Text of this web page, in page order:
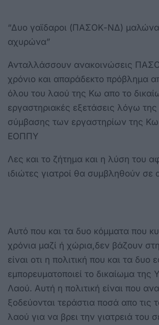
“Δυο γαϊδαροι (ΠΑΣΟΚ-ΝΔ)
αχυρώνα”
Ανταλλάσσουν ανακοινώσεις
χρόνιο και απαράδεκτο πρόβλημα
όλου του λαού της Κω απο το
εργαστηριακές εξετάσεις λόγω της
σύμβασης των εργαστηρίων της Κω
ΕΟΠΠΥ
Λες και το ζήτημα και η λύση του
ιδιώτες γιατροί θα συμβληθούν σε
Αυτό που και τα δυο κόμματα που
χρόνια μαζί ή χώρια,δεν βάζουν
είναι οτι η πολιτική που και τα δυο
εμπορευματοποιεί το δικαίωμα της
Λαού. Αυτή η πολιτική είναι που
ξοδεύονται τεράστια ποσά απο τις
λαού για να βρει την γιατρειά του